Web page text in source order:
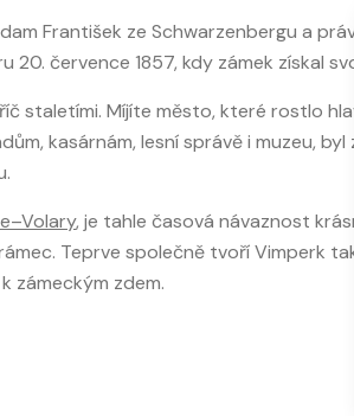
František ze Schwarzenbergu a
července 1857, kdy zámek získal
staletími. Míjíte město, které rostlo
kasárnám, lesní správě i muzeu,
, je tahle časová návaznost
Teprve společně tvoří Vimperk
zámeckým zdem.